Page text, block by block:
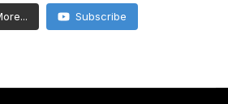
Subscribe